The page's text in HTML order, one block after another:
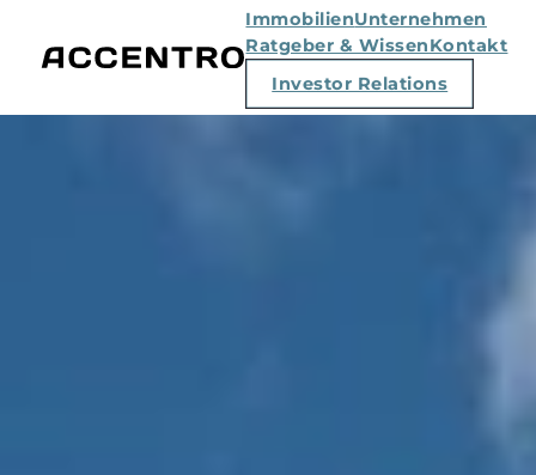
ImmobilienUnternehmen
Ratgeber & WissenKontakt
Investor Relations